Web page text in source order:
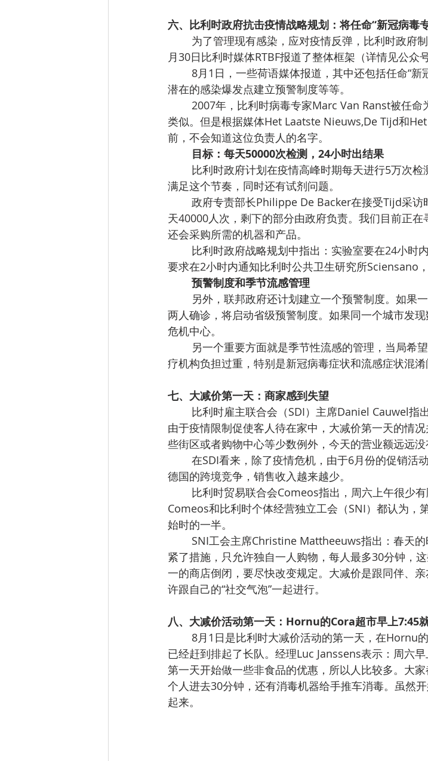
六、比利时政府抗击疫情战略规划：将任命“新冠病毒
为了管理现有感染，应对疫情反弹，比利时政府
月30日比利时媒体RTBF报道了整体框架（详情见公众
8月1日，一些荷语媒体报道，其中还包括任命“
潜在的感染爆发点建立预警制度等等。
2007年，比利时病毒专家Marc Van Ranst被任命
类似。但是根据媒体Het Laatste Nieuws,De Tijd和
前，不会知道这位负责人的名字。
目标：每天50000次检测，24小时出结果
比利时政府计划在疫情高峰时期每天进行5万次
满足这个节奏，同时还有试剂问题。
政府专责部长Philippe De Backer在接受Tijd采访
天40000人次，剩下的部分由政府负责。我们目前正在
还会采购所需的机器和产品。
比利时政府战略规划中指出：实验室要在24小时
要求在2小时内通知比利时公共卫生研究所Sciensano
预警制度和季节流感管理
另外，联邦政府还计划建立一个预警制度。如果
两人确诊，将启动省级预警制度。如果同一个城市发
危机中心。
另一个重要方面就是季节性流感的管理，当局希
疗机构负担过重，特别是新冠病毒症状和流感症状混淆
七、大减价第一天：商家感到失望
比利时雇主联合会（SDI）主席Daniel Cauwel指
由于疫情限制促使客人待在家中，大减价第一天的情
些街区或者购物中心等少数例外，今天的营业额远远没
在SDI看来，除了疫情危机，由于6月份的促销活
德国的跨境竞争，销售收入越来越少。
比利时贸易联合会Comeos指出，周六上午很少
Comeos和比利时个体经营独立工会（SNI）都认为，
始时的一半。
SNI工会主席Christine Mattheeuws指出：春天
紧了措施，只允许独自一人购物，每人最多30分钟，
一的商店倒闭，要尽快改变规定。大减价是跟同伴、
许跟自己的“社交气泡”一起进行。
八、大减价活动第一天：Hornu的Cora超市早上7:45
8月1日是比利时大减价活动的第一天，在Hornu
已经赶到排起了长队。经理Luc Janssens表示：周六
第一天开始做一些非食品的优惠，所以人比较多。大
个人进去30分钟，还有消毒机器给手推车消毒。虽然
起来。